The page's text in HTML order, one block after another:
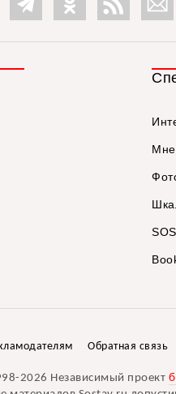
Обратная связь
2026 Независимый проект